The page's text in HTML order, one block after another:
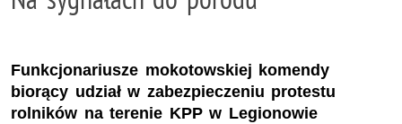
Funkcjonariusze mokotowskiej komendy
biorący udział w zabezpieczeniu protestu
rolników na terenie KPP w Legionowie